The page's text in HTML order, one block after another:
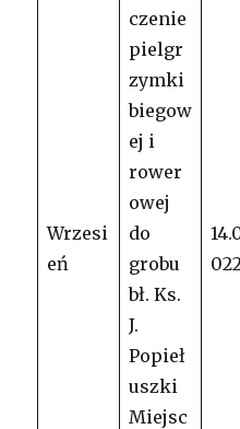
Wrzesi
eń
czenie
pielgr
zymki
biegow
ej i
rower
owej
do
grobu
bł. Ks.
J.
Popieł
uszki
Miejsc